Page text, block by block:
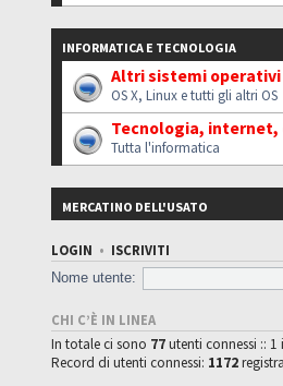
INFORMATICA E TECNOLOGIA
Altri sistemi operativi
OS X, Linux e tutti gli altri OS
Tecnologia, internet,
Tutta l'informatica
MERCATINO DELL'USATO
LOGIN • ISCRIVITI
Nome utente:
CHI C’È IN LINEA
In totale ci sono 77utenti connessi ::
Record di utenti connessi: 1172